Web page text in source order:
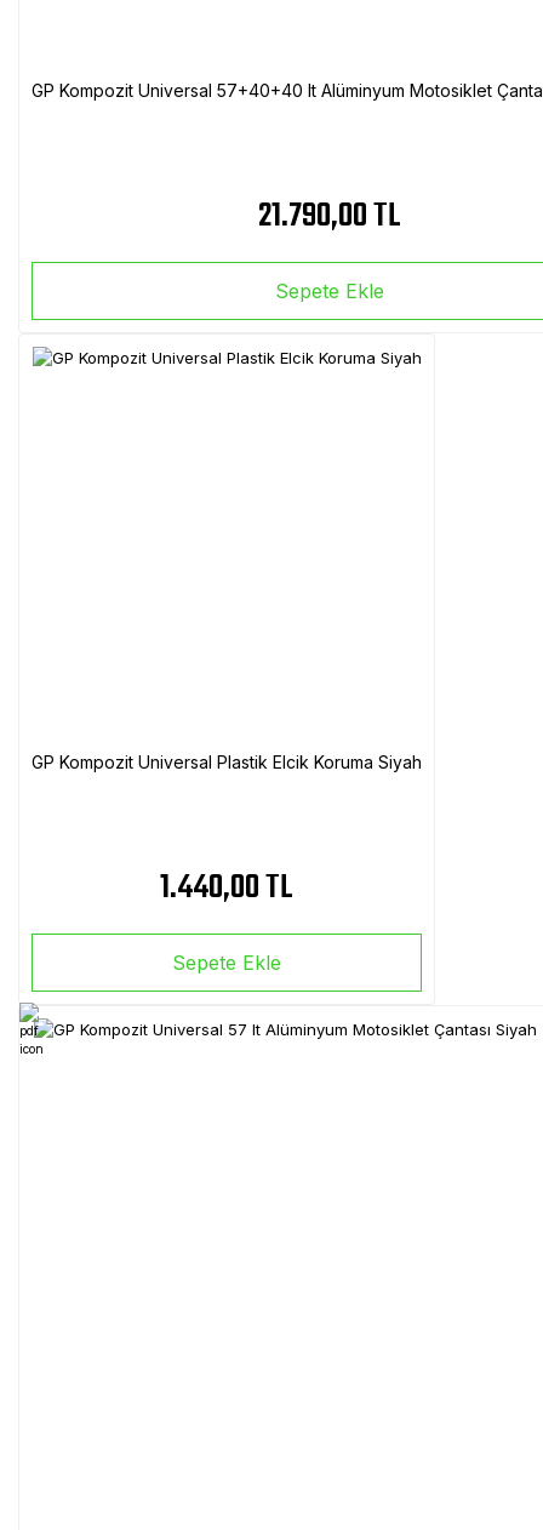
GP Kompozit Universal 57+40+40 lt Alüminyum Motosiklet
21.790,00 TL
Sepete Ekle
GP Kompozit Universal Plastik Elcik Koruma Siyah
1.440,00 TL
Sepete Ekle